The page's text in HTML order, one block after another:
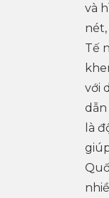
và
Tế
với
dẫn
là